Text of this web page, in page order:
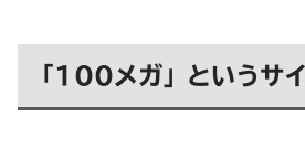
「100メガ」というサ